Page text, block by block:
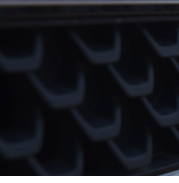
サービス
キズヘコミ
ビーンズMyカーリース
レンタカー